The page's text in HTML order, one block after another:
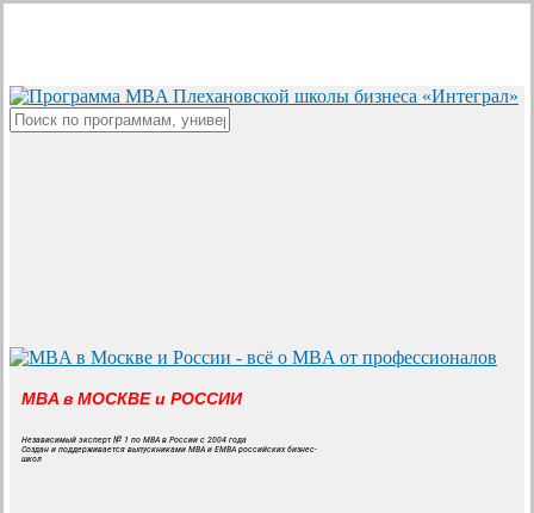
content
MBA в МОСКВЕ и РОССИИ
Независимый эксперт № 1 по MBA в России с 2004 года
Создан и поддерживается выпускниками MBA и EMBA российских бизнес-
школ